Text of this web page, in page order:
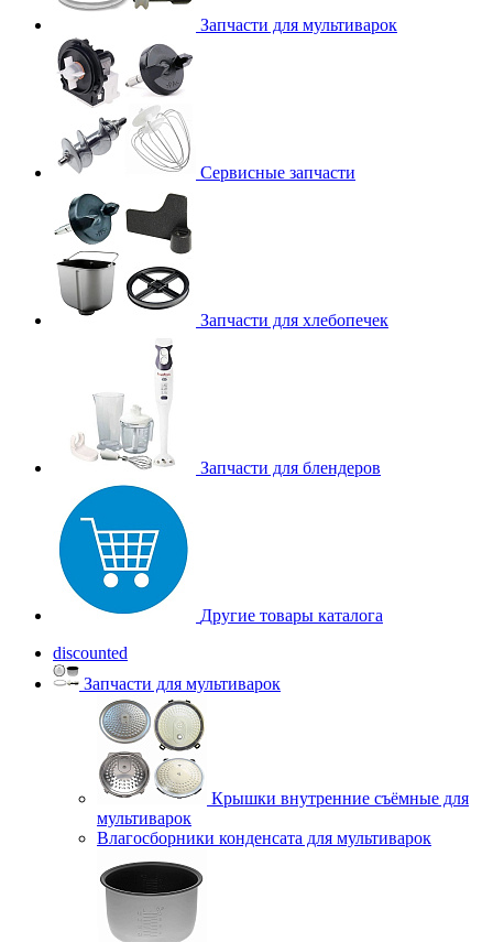
Запчасти для мультиварок
Сервисные запчасти
Запчасти для хлебопечек
Запчасти для блендеров
Другие товары каталога
discounted
Запчасти для мультиварок
Крышки внутренние съёмные для
мультиварок
Влагосборники конденсата для мультиварок